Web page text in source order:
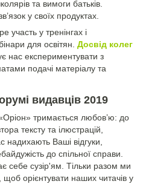
та вимоги батьків.
у своїх продуктах.
у тренінгах і
для освітян. Досвід колег
нас експериментувати з
подачі матеріалу та
тримається любов’ю: до
тексту та ілюстрацій,
надихають Ваші відгуки,
до спільної справи.
себе сузір'ям. Тільки разом ми
орієнтувати наших читачів у